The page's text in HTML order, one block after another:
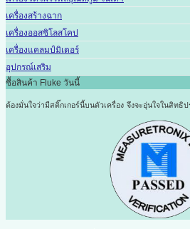
เครื่องสร้างฉาก
เครื่องออสซิโลสโคป
เครื่องแคลมป์มิเตอร์
อุปกรณ์เสริม
ซื้อสินค้า Fluke วันนี้
ต้องมั่นใจว่ามีสติ๊กเกอร์นี้บนตัวเครื่อง จึงจะอุ่นใจในสิทธิ